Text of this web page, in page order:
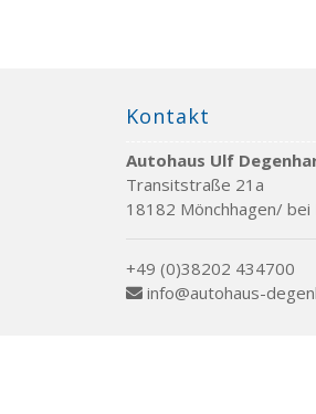
Kontakt
Autohaus Ulf
Transitstraße 21a
18182 Mönchhagen/ bei
+49 (0)38202 434700
info@autohaus-